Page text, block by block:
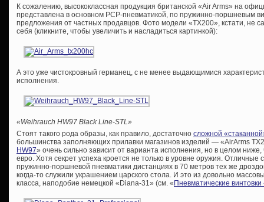
К сожалению, высококлассная продукция британской «Air Arms» на
представлена в основном PCP-пневматикой, по пружинно-поршневым
предложения от частных продавцов. Фото модели «TX200», кстати, не
себя (кликните, чтобы увеличить и насладиться картинкой):
А это уже чистокровный германец, с не менее выдающимися
исполнения.
«Weihrauch HW97 Black Line-STL»
Стоят такого рода образы, как правило, достаточно сложной
большинства заполняющих прилавки магазинов изделий — «AirArms
HW97» очень сильно зависит от варианта исполнения, но в целом
евро. Хотя секрет успеха кроется не только в уровне оружия. Отличные
пружинно-поршневой пневматики дистанциях в 70 метров тех же
когда-то служили украшением царского стола. И это из довольно
класса, наподобие немецкой «Diana-31» (см. « Пневматические